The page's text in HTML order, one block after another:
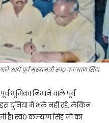
आयें पूर्व मुख्यमंत्री स्व० कल्याण सिंह।
भूमिका निभाने वाले पूर्व
दुनिया में भले नहीं रहें, लेकिन
है। स्व० कल्याण सिंह जी का